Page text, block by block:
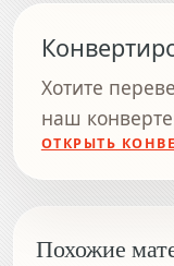
Хотите
наш
ОТКРЫТЬ
Похожие